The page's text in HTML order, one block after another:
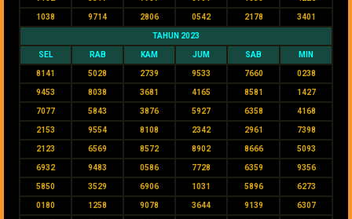
1038 9714 2806 0542 2178 3401
TAHUN 2023
SEL RAB KAM JUM SAB MIN
8141 5028 2739 9533 7660 0238
9453 8038 3681 4165 8581 1427
7077 5843 3876 5927 6358 4168
2153 9554 8108 2342 2961 7398
2123 6569 8572 8902 8666 5093
6932 9483 0586 7728 6359 9356
5850 3529 6906 1031 5896 6273
0180 1258 9078 3644 9139 6307